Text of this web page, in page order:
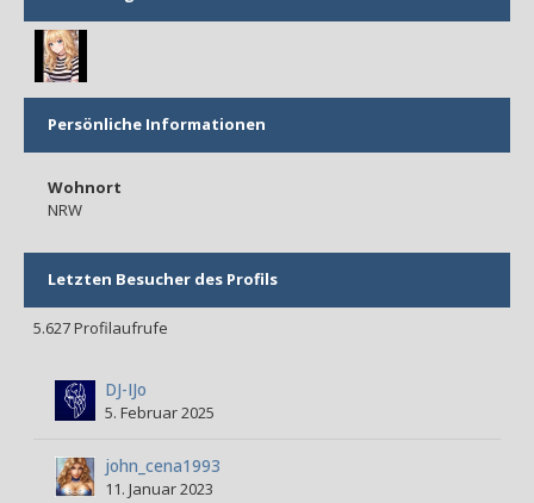
Persönliche Informationen
Wohnort
NRW
Letzten Besucher des Profils
5.627 Profilaufrufe
DJ-IJo
5. Februar 2025
john_cena1993
11. Januar 2023